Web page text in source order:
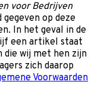
voor Bedrijven
op deze
In het geval in de
een artikel staat
wij met hen zijn
zich daarop
Voorwaarden